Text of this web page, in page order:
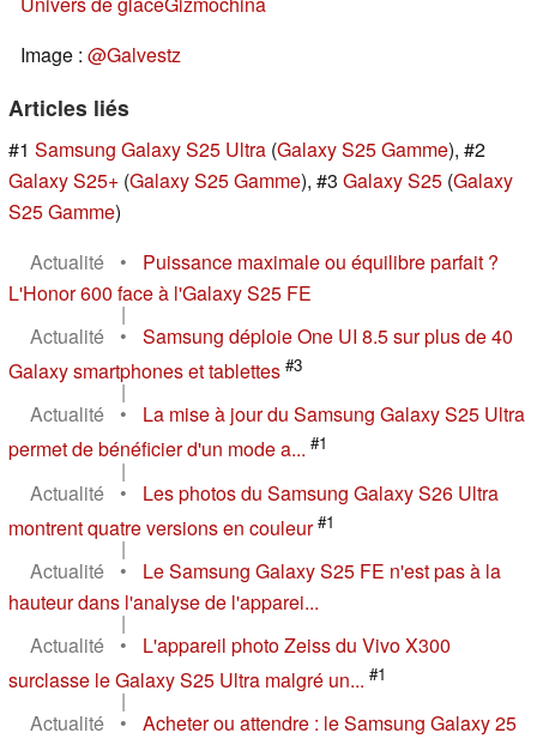
Image : @Galvestz
Articles liés
#1 Samsung Galaxy S25 Ultra (Galaxy S25 Gamme), #2
Galaxy S25+ (Galaxy S25 Gamme), #3 Galaxy S25 (Galaxy
S25 Gamme)
Actualité
•
Puissance maximale ou équilibre parfait ?
L'Honor 600 face à l'Galaxy S25 FE
|
Actualité
•
Samsung déploie One UI 8.5 sur plus de 40
Galaxy smartphones et tablettes #3
|
Actualité
•
La mise à jour du Samsung Galaxy S25 Ultra
permet de bénéficier d'un mode a... #1
|
Actualité
•
Les photos du Samsung Galaxy S26 Ultra
montrent quatre versions en couleur #1
|
Actualité
•
Le Samsung Galaxy S25 FE n'est pas à la
hauteur dans l'analyse de l'apparei...
|
Actualité
•
L'appareil photo Zeiss du Vivo X300
surclasse le Galaxy S25 Ultra malgré un... #1
|
Actualité
•
Acheter ou attendre : le Samsung Galaxy 25